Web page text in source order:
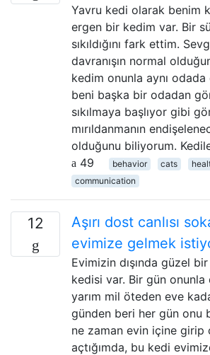
Yavru kedi olarak benim
ergen bir kedim var. Bir
sıkıldığını fark ettim.
davranışın normal
kedim onunla aynı
beni başka bir odadan
sıkılmaya başlıyor gibi
mırıldanmanın
olduğunu biliyorum.
49
behavior cats
communication
12
Aşırı dost canlısı
evimize gelmek
Evimizin dışında güzel
kedisi var. Bir gün onunla
yarım mil öteden eve
günden beri her gün onu
ne zaman evin içine girip
açtığımda, bu kedi